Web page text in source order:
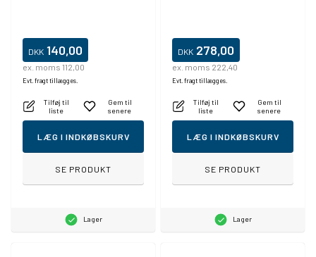
DKK 140,00
ex. moms 112,00
Evt. fragt tillægges.
Tilføj til
liste
Gem til
senere
LÆG I INDKØBSKURV
SE PRODUKT
Lager
DKK 278,00
ex. moms 222,40
Evt. fragt tillægges.
Tilføj til
liste
Gem til
senere
LÆG I INDKØBSKURV
SE PRODUKT
Lager